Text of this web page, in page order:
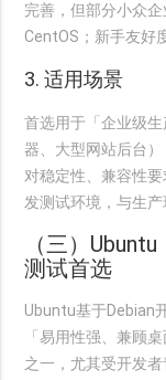
完善，但部分小众
CentOS；新手友好
3. 适用场景
首选用于「企业级
器、大型网站后台
对稳定性、兼容性
发测试环境，与生产
（三）
测试首选
Ubuntu基于Debian
「易用性强、兼顾
之一，尤其受开发